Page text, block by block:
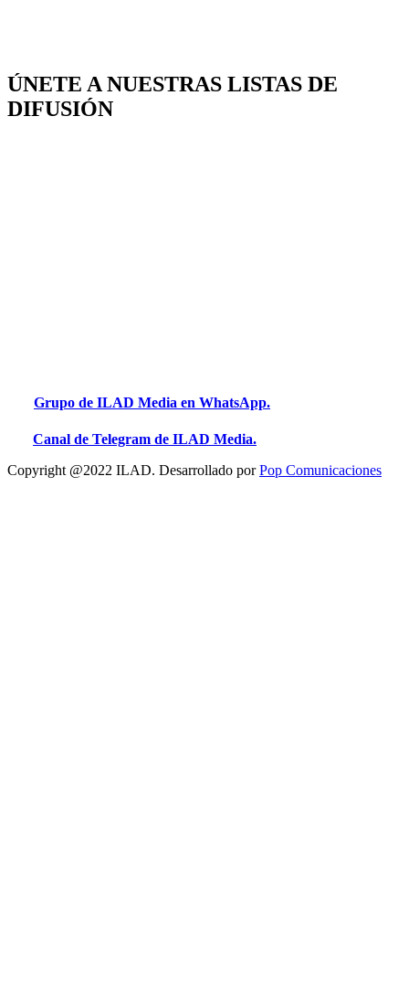
ÚNETE A NUESTRAS LISTAS DE
DIFUSIÓN
Grupo de ILAD Media en WhatsApp.
Canal de Telegram de ILAD Media.
Copyright @2022 ILAD. Desarrollado porPop Comunicaciones